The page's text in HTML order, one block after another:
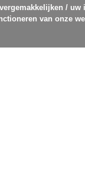
/
van onze